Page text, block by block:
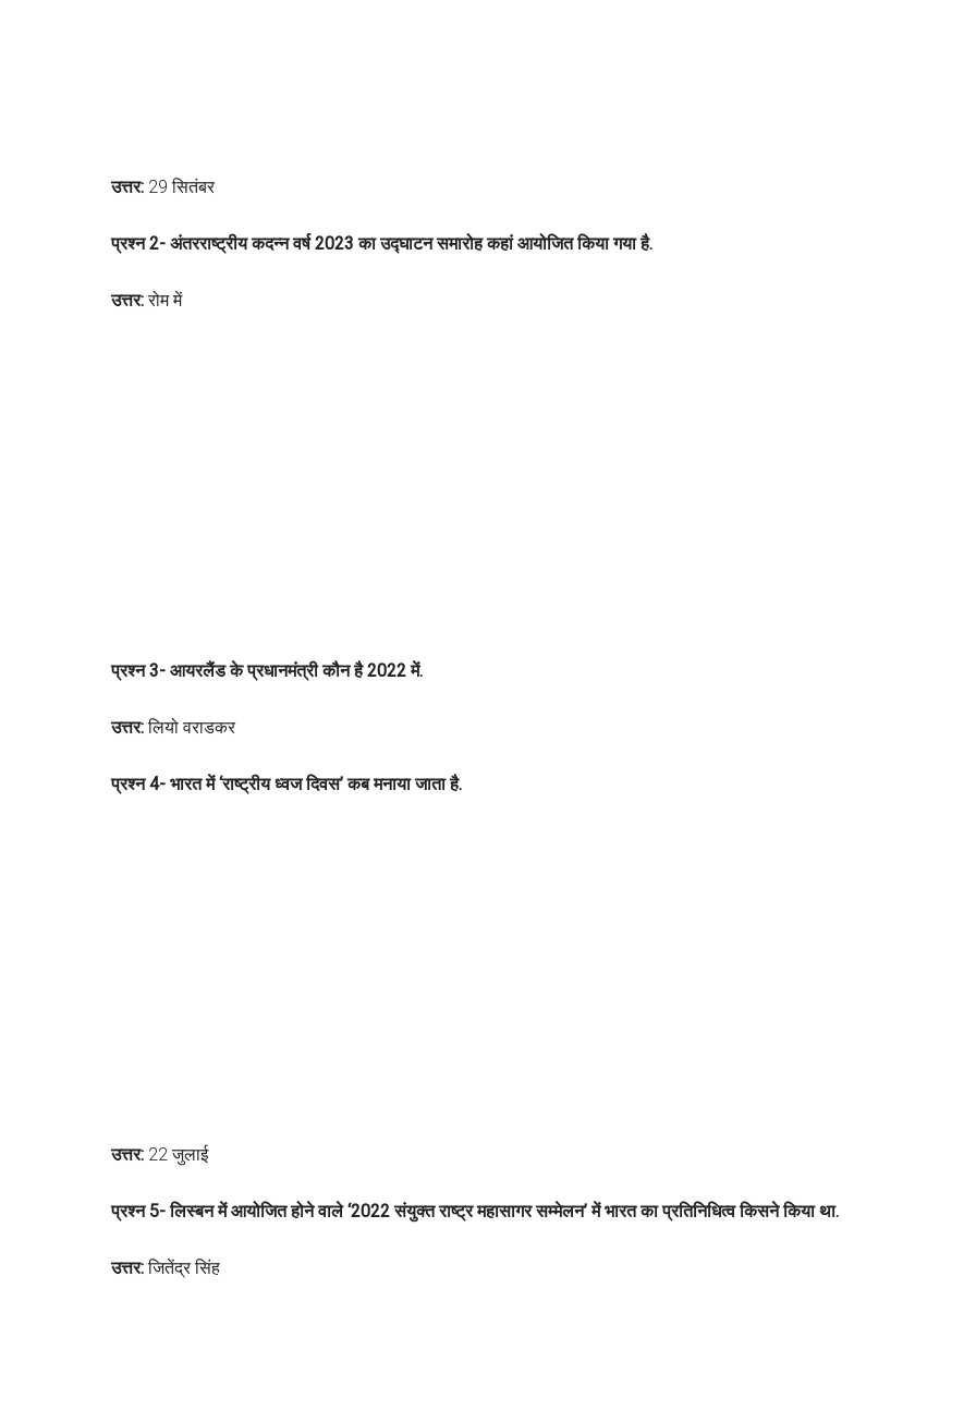
उत्तर: 29 सितंबर
प्रश्न 2- अंतरराष्ट्रीय कदन्न वर्ष 2023 का उद्घाटन समारोह कहां आयोजित किया गया है.
उत्तर:रोम में
प्रश्न 3- आयरलैंड के प्रधानमंत्री कौन है 2022 में.
उत्तर:लियो वराडकर
प्रश्न 4- भारत में ‘राष्ट्रीय ध्वज दिवस’ कब मनाया जाता है.
उत्तर: 22 जुलाई
प्रश्न 5- लिस्बन में आयोजित होने वाले ‘2022 संयुक्त राष्ट्र महासागर सम्मेलन’ में भारत का प्रतिनिधित्व किसने किया था.
उत्तर:जितेंद्र सिंह